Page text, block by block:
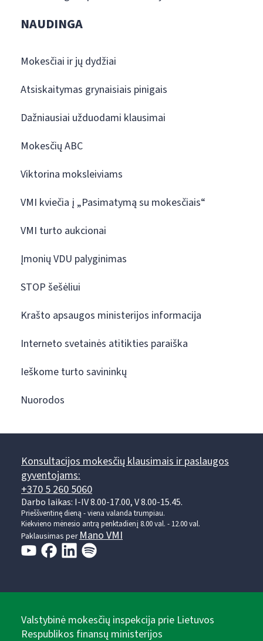
NAUDINGA
Mokesčiai ir jų dydžiai
Atsiskaitymas grynaisiais pinigais
Dažniausiai užduodami klausimai
Mokesčių ABC
Viktorina moksleiviams
VMI kviečia į „Pasimatymą su mokesčiais“
VMI turto aukcionai
Įmonių VDU palyginimas
STOP šešėliui
Krašto apsaugos ministerijos informacija
Interneto svetainės atitikties paraiška
Ieškome turto savininkų
Nuorodos
Konsultacijos mokesčių klausimais ir paslaugos
gyventojams:
+370 5 260 5060
Darbo laikas: I-IV 8.00-17.00, V 8.00-15.45.
Prieššventinę dieną - viena valanda trumpiau.
Kiekvieno mėnesio antrą penktadienį 8.00 val. - 12.00 val.
Paklausimas perMano VMI
Valstybinė mokesčių inspekcija prie Lietuvos
Respublikos finansų ministerijos